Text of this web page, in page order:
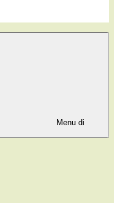
Menu di